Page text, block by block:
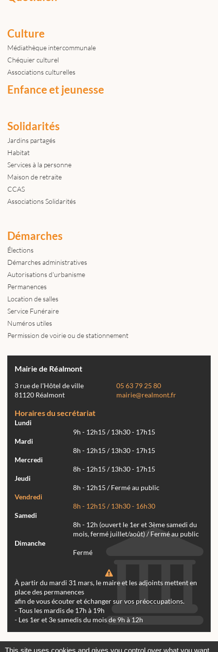
Culture
Médiathèque intercommunale
Chéquier culturel
Associations culturelles
Enfance et jeunesse
Solidarités
Jardins partagés
Habitat
Services à la personne
Maison de retraite
CCAS
Associations Solidarités
Démarches
Élections
Démarches administratives
Autorisations d'urbanisme
Permanences
Location de salles
Service Funéraire
Numéros utiles
Permission de voirie ou de stationnement
Mairie de Réalmont
3 rue de l'Hôtel de ville
81120 Réalmont
05 63 79 25 80
mairie@realmont.fr
Horaires du secrétariat
Lundi
9h - 12h15 / 13h30 - 17h15
Mardi
8h - 12h15 / 13h30 - 17h15
Mercredi
8h - 12h15 / 13h30 - 17h15
Jeudi
8h - 12h15 / Fermé au public
Vendredi
8h - 12h15 / 13h30 - 16h30
Samedi
8h - 12h (ouvert le 1er et 3ème samedi du
mois, fermé juillet/août) / Fermé au public
Dimanche
Fermé
À partir du mardi 31 mars, le maire et les adjoints mettent en
place des permanences
afin de vous écouter et échanger sur vos préoccupations.
- Tous les mardis de 17h à 19h
- Les 1er et 3e samedis du mois de 9h à 12h
This site uses cookies and gives you control over what you want